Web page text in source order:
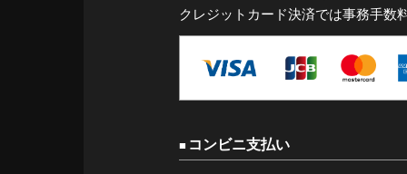
クレジットカード決済では事務手数
コンビニ支払い